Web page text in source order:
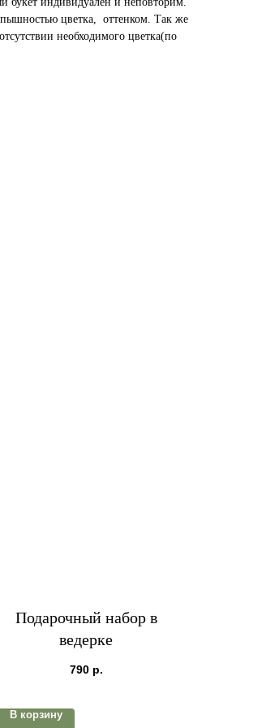
пышностью цветка, оттенком. Так же
необходимого цветка(по
Подарочный набор в
ведерке
790 р.
В корзину